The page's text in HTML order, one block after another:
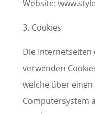
Website:
3. Cookies
Die Internetseiten
verwenden
welche über
Computersystem